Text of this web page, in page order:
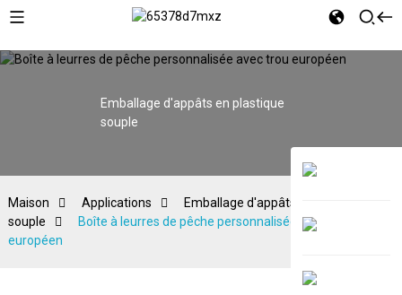
Emballage d'appâts en plastique
souple
Maison Applications
Emballage d'appâts en plastique
souple
Boîte à leurres de pêche personnalisée avec trou
européen